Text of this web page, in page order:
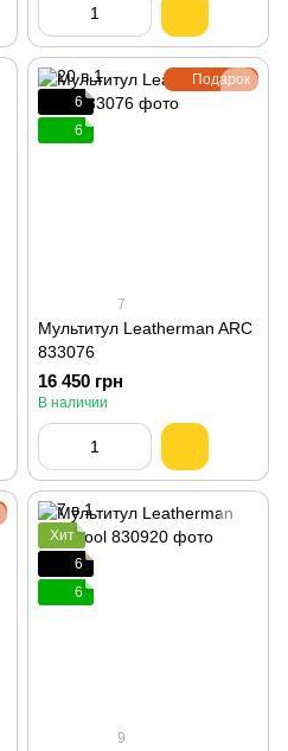
Подарок
6
6
7
Мультитул Leatherman ARC
833076
16 450 грн
В наличии
Хит
6
6
9